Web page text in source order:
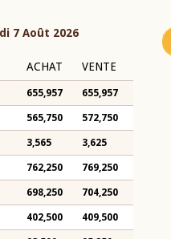
7 Août 2026
ACHAT VENTE
655,957 655,957
565,750 572,750
3,565 3,625
762,250 769,250
698,250 704,250
402,500 409,500